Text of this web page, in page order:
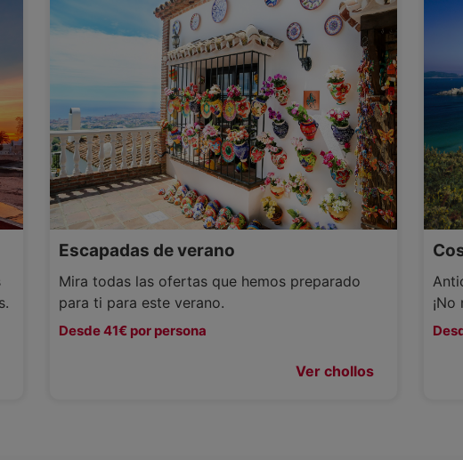
Escapadas de verano
Mira todas las ofertas que hemos preparado
para ti para este verano.
Desde 41€ por persona
Ver chollos